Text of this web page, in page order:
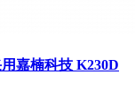
嘉楠科技 K230D